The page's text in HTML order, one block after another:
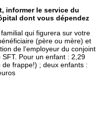
informer le service du
dont vous dépendez
qui figurera sur votre
(père ou mère) et
de l’employeur du conjoint
Pour un enfant : 2,29
de frappe!) ; deux enfants :